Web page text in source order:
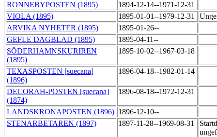
RONNEBYPOSTEN (1895)
1894-12-14--1971-12-31
VIOLA (1895)
1895-01-01--1979-12-31
ARVIKA NYHETER (1895)
1895-01-26--
GEFLE DAGBLAD (1895)
1895-04-11--
SÖDERHAMNSKURIREN
(1895)
1895-10-02--1967-03-18
TEXASPOSTEN [suecana]
(1896)
1896-04-18--1982-01-14
DECORAH-POSTEN [suecana]
(1874)
1896-08-18--1972-12-31
LANDSKRONAPOSTEN (1896) 1896-12-10--
STENARBETAREN (1897)
1897-11-28--1969-08-31